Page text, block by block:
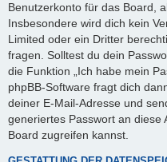
Benutzerkonto für das Board,
Insbesondere wird dich kein
Limited oder ein Dritter
fragen. Solltest du dein
die Funktion „Ich habe mein
phpBB-Software fragt dich
deiner E-Mail-Adresse und
generiertes Passwort an diese
Board zugreifen kannst.